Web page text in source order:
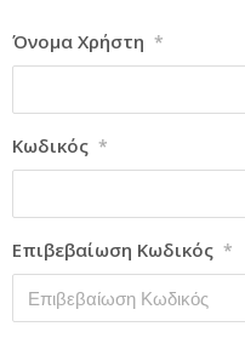
Όνομα Χρήστη *
Κωδικός *
Επιβεβαίωση Κωδικός *